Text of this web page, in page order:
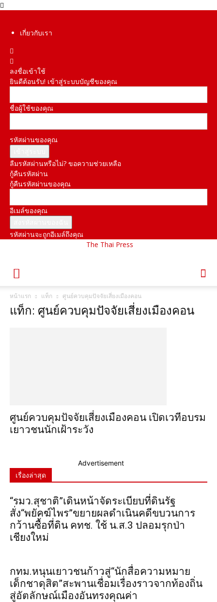
เกี่ยวกับเรา
ลงชื่อเข้าใช้
ยินดีต้อนรับ! เข้าสู่ระบบบัญชีของคุณ
ชื่อผู้ใช้ของคุณ
รหัสผ่านของคุณ
ลืมรหัสผ่านหรือไม่? ขอความช่วยเหลือ
กู้คืนรหัสผ่าน
กู้คืนรหัสผ่านของคุณ
อีเมล์ของคุณ
รหัสผ่านจะถูกอีเมล์ถึงคุณ
The Thai Press
หน้าแรก แท็ก ศูนย์ควบคุมปัจจัยเสี่ยงเมืองคอน
แท็ก: ศูนย์ควบคุมปัจจัยเสี่ยงเมืองคอน
ศูนย์ควบคุมปัจจัยเสี่ยงเมืองคอน เปิดเวทีอบรม
เยาวชนนักเฝ้าระวัง
Advertisement
เรื่องล่าสุด
“รมว.สุชาติ”เดินหน้าจัดระเบียบที่ดินรัฐ
สั่ง“พยัคฆ์ไพร”ขยายผลดำเนินคดีขบวนการ
กว้านซื้อที่ดิน คทช. ใช้ น.ส.3 ปลอมรุกป่า
เชียงใหม่
กทม.หนุนเยาวชนก้าวสู่“นักสื่อความหมาย
เด็กชาดุสิต”สะพานเชื่อมเรื่องราวจากท้องถิ่น
สู่อัตลักษณ์เมืองอันทรงคุณค่า